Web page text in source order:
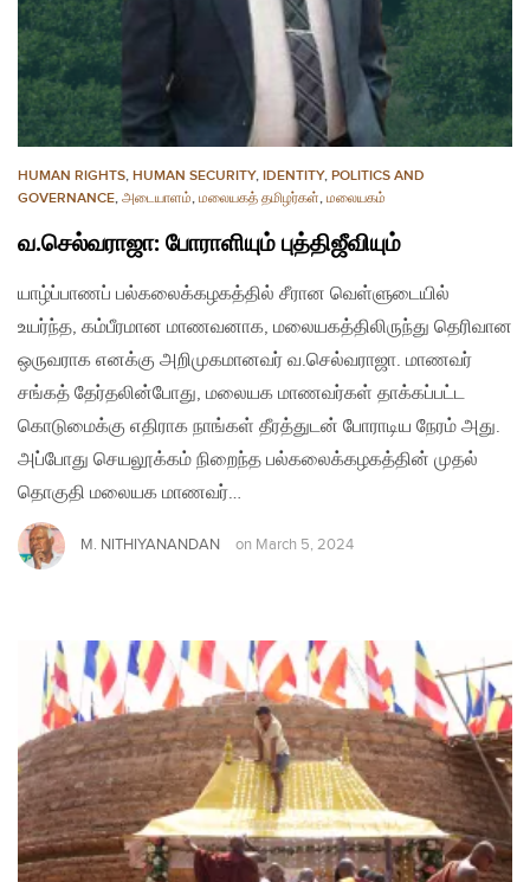
HUMAN RIGHTS, HUMAN SECURITY, IDENTITY, POLITICS AND
GOVERNANCE, அடையாளம், மலையகத் தமிழர்கள், மலையகம்
வ.செல்வராஜா: போராளியும் புத்திஜீவியும்
யாழ்ப்பாணப் பல்கலைக்கழகத்தில் சீரான வெள்ளுடையில்
உயர்ந்த, கம்பீரமான மாணவனாக, மலையகத்திலிருந்து தெரிவான
ஒருவராக எனக்கு அறிமுகமானவர் வ.செல்வராஜா. மாணவர்
சங்கத் தேர்தலின்போது, மலையக மாணவர்கள் தாக்கப்பட்ட
கொடுமைக்கு எதிராக நாங்கள் தீரத்துடன் போராடிய நேரம் அது.
அப்போது செயலூக்கம் நிறைந்த பல்கலைக்கழகத்தின் முதல்
தொகுதி மலையக மாணவர்…
M. NITHIYANANDAN on March 5, 2024